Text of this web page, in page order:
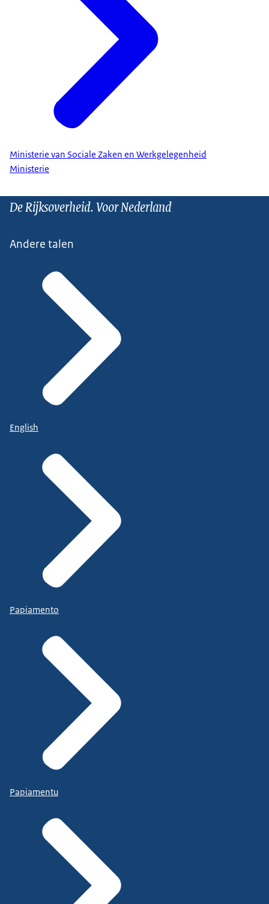
Ministerie van Sociale Zaken en Werkgelegenheid
Ministerie
De Rijksoverheid. Voor Nederland
Andere talen
English
Papiamento
Papiamentu